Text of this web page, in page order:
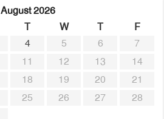
August 2026
T W T
F
4 5 6
7
11 12 13
14
18 19 20
21
25 26 27
28